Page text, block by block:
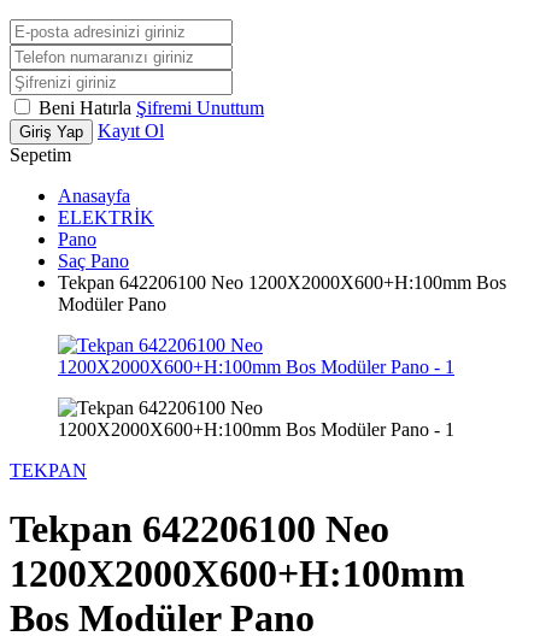
Beni Hatırla Şifremi Unuttum
Giriş Yap
Kayıt Ol
Sepetim
Anasayfa
ELEKTRİK
Pano
Saç Pano
Tekpan 642206100 Neo 1200X2000X600+H:100mm Bos
Modüler Pano
TEKPAN
Tekpan 642206100 Neo
1200X2000X600+H:100mm
Bos Modüler Pano